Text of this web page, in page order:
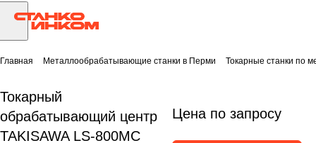
Главная Металлообрабатывающие станки в Перми Токарные станки по
Токарный
обрабатывающий центр
TAKISAWA LS-800MC
Цена по запросу